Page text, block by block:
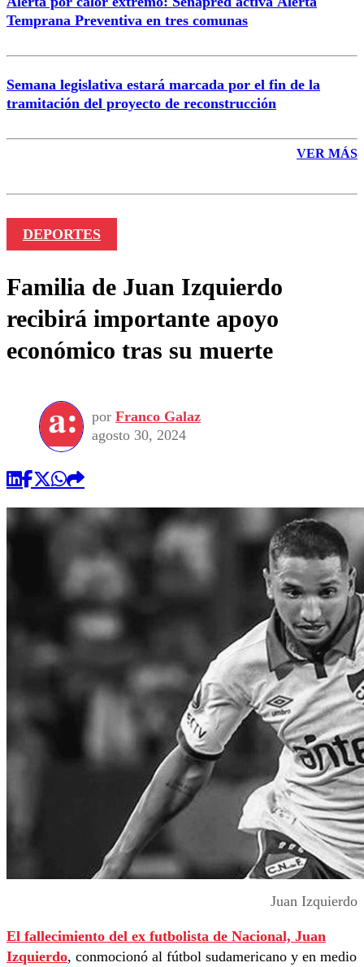
Temprana Preventiva en tres comunas
Semana legislativa estará marcada por el fin de la
tramitación del proyecto de reconstrucción
VER MÁS
DEPORTES
Familia de Juan Izquierdo
recibirá importante apoyo
económico tras su muerte
por Franco Galaz
agosto 30, 2024
Juan Izquierdo
El fallecimiento del ex futbolista de Nacional, Juan
Izquierdo, conmocionó al fútbol sudamericano y en medio